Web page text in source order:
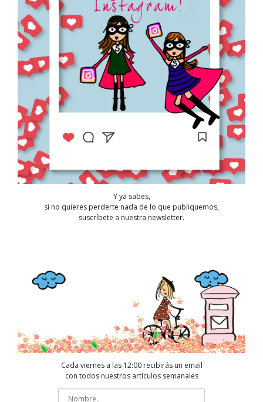
Y ya sabes,
si no quieres perderte nada de lo que publiquemos,
suscríbete a nuestra newsletter.
Cada viernes a las 12:00 recibirás un email
con todos nuestros artículos semanales